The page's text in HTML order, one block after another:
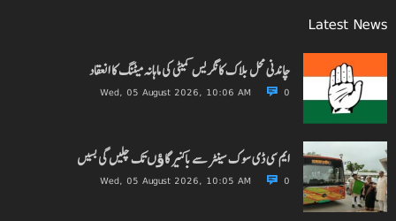
Latest News
چاندنی محل بلاک کانگریس کمیٹی کی ماہانہ میٹنگ کا انعقاد
Wed, 05 August 2026, 10:06 AM 0
ایم سی ڈی سوک سینٹر سے باکنیر گاﺅں تک چلیں گی بسیں
Wed, 05 August 2026, 10:05 AM 0